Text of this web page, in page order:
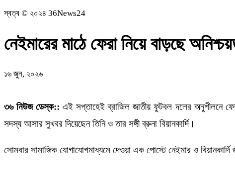
স্বত্ব © ২০২৪ 36News24
নেইমারের মাঠে ফেরা নিয়ে বাড়ছে
১৬ জুন, ২০২৬
৩৬ নিউজ ডেস্ক:: এই সপ্তাহেই ব্রাজিল জাতীয় ফুটবল দলের অনুশীলনে
সদস্য আসার সুখবর দিয়েছেন তিনি ও তার সঙ্গী ব্রুনা বিয়ানকার্দি।
সোমবার সামাজিক যোগাযোগমাধ্যমে দেওয়া এক পোস্টে নেইমার ও